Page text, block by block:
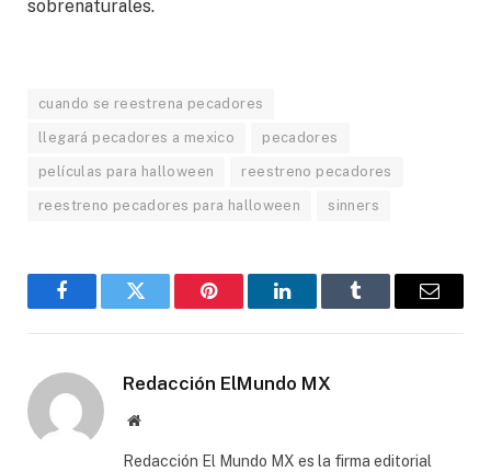
sobrenaturales.
cuando se reestrena pecadores
llegará pecadores a mexico pecadores
películas para halloween reestreno pecadores
reestreno pecadores para halloween sinners
FacebookGorjeo Pinterest LinkedInTumblr
Correo
Redacción ElMundo MX
Sitio
Redacción El Mundo MX es la firma editorial